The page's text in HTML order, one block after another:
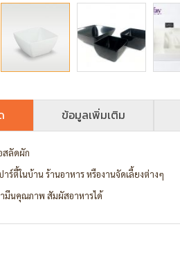
ข้อมูลเพิ่มเติม
สลัดผัก
ร์ตี้ในบ้าน ร้านอาหาร หรืองานจัดเลี้ยงต่างๆ
มีนคุณภาพ สัมผัสอาหารได้